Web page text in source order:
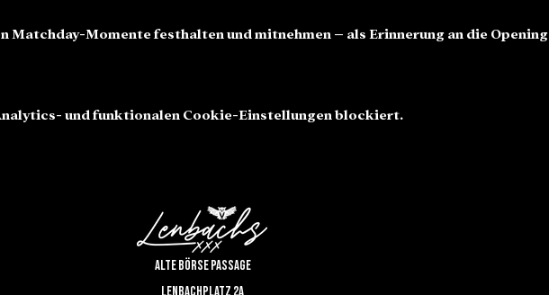
Matchday-Momente festhalten und mitnehmen – als Erinnerung an die Opening
und funktionalen Cookie-Einstellungen blockiert.
Alte Börse Passage